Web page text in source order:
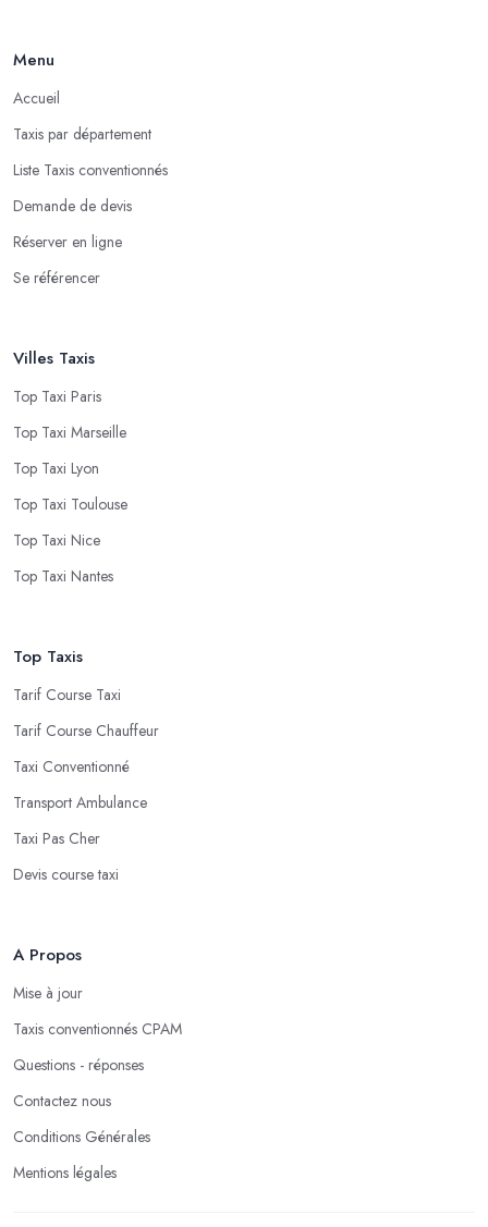
Menu
Accueil
Taxis par département
Liste Taxis conventionnés
Demande de devis
Réserver en ligne
Se référencer
Villes Taxis
Top Taxi Paris
Top Taxi Marseille
Top Taxi Lyon
Top Taxi Toulouse
Top Taxi Nice
Top Taxi Nantes
Top Taxis
Tarif Course Taxi
Tarif Course Chauffeur
Taxi Conventionné
Transport Ambulance
Taxi Pas Cher
Devis course taxi
A Propos
Mise à jour
Taxis conventionnés CPAM
Questions - réponses
Contactez nous
Conditions Générales
Mentions légales